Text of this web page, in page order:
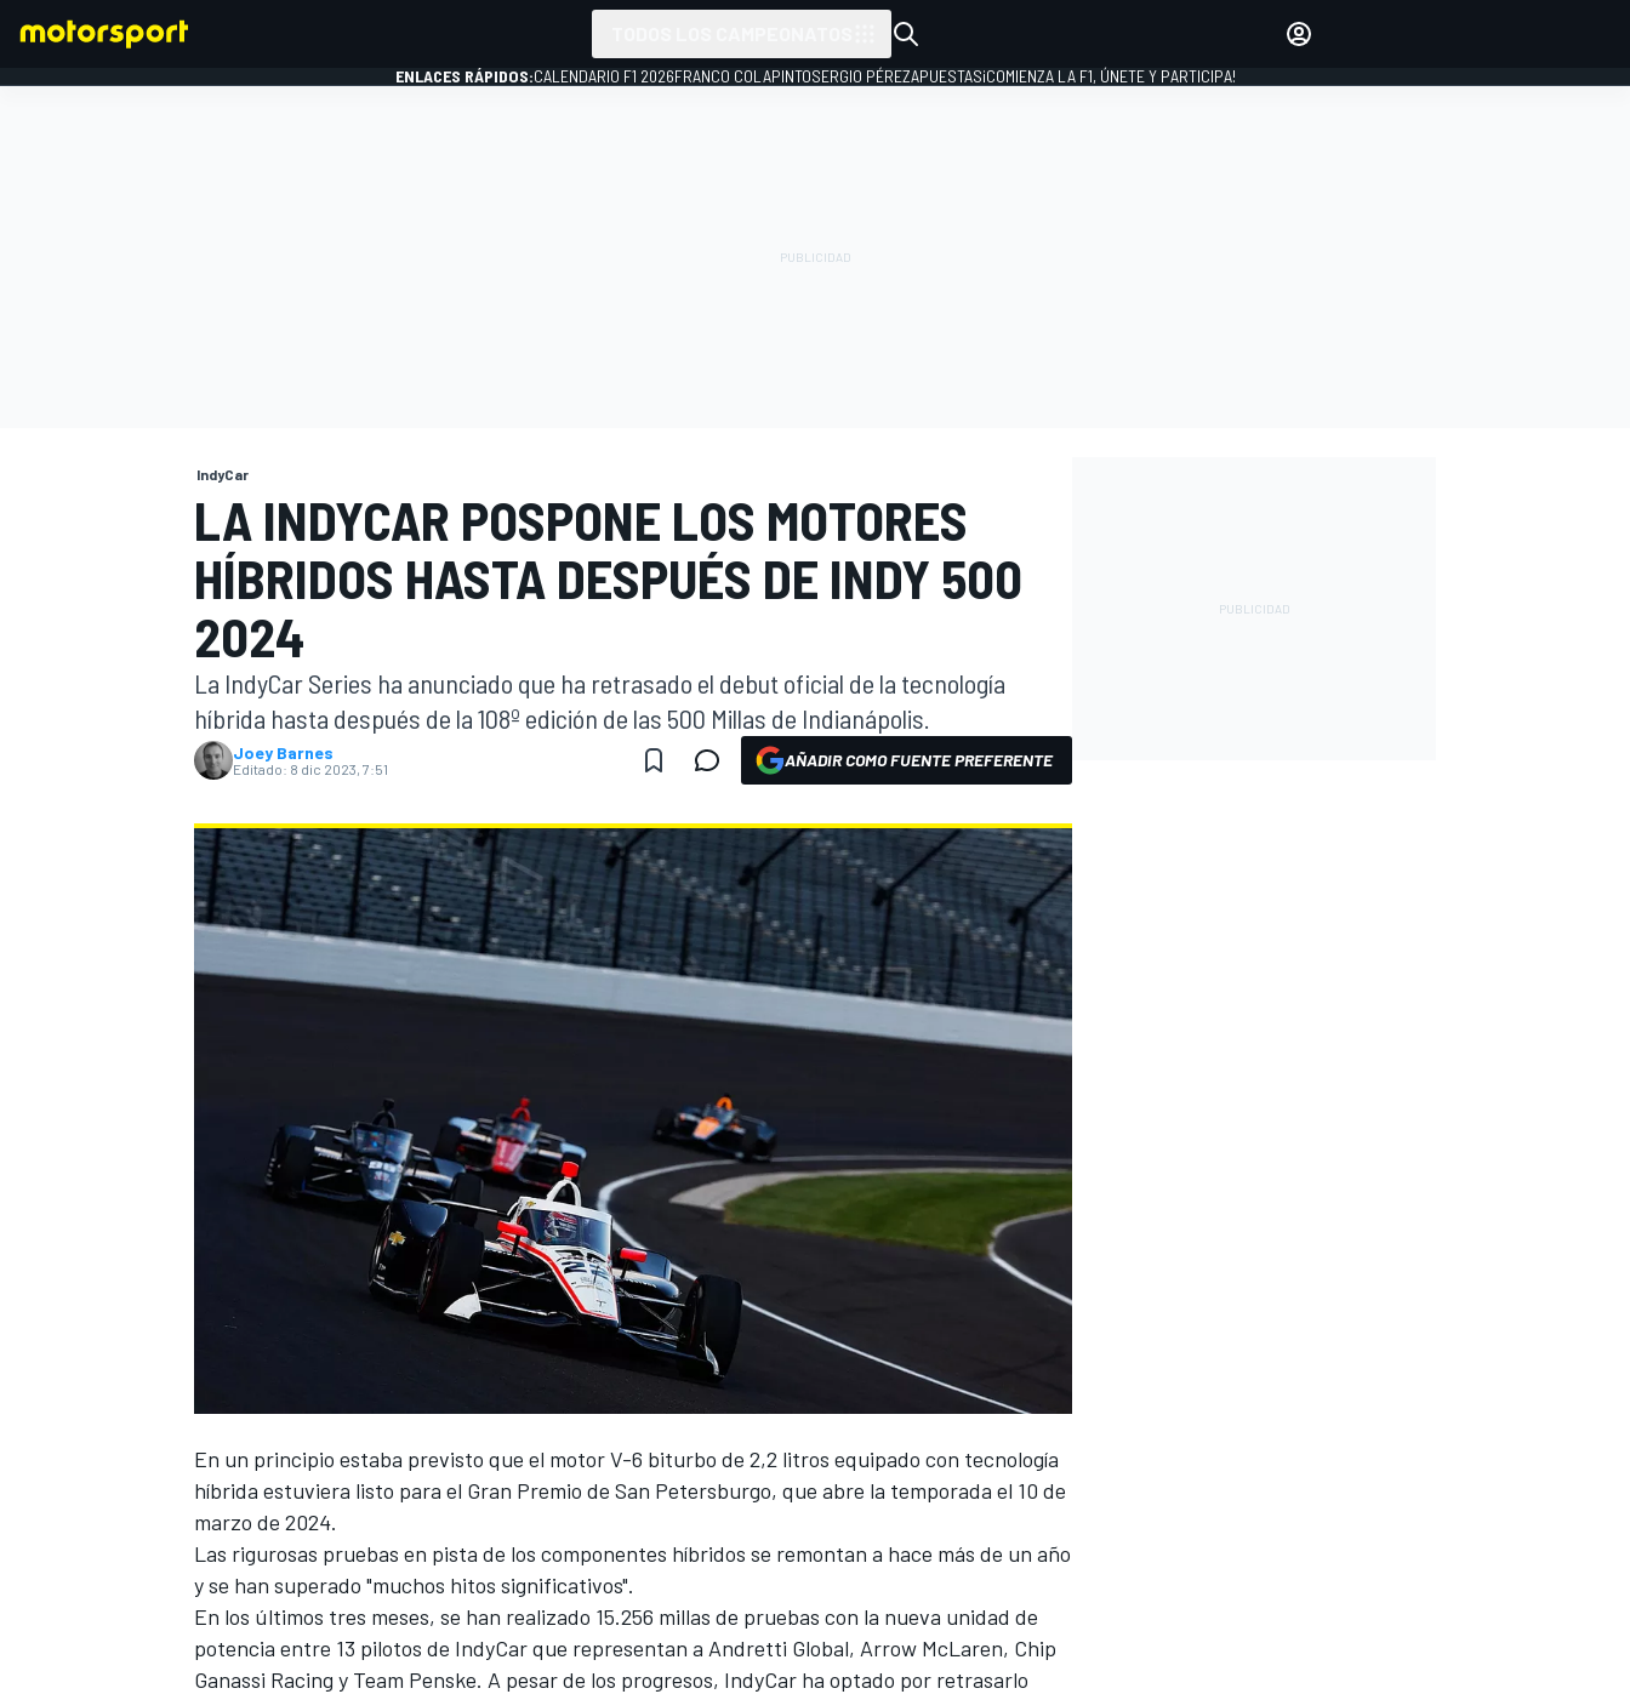
INDYCAR
FÓRMULA E
INICIAR SESIÓN
ENLACES RÁPIDOS:CALENDARIO F1 2026FRANCO COLAPINTOSERGIO PÉREZAPUESTAS¡COMIENZA LA F1, ÚNETE Y PARTICIPA!
IndyCar
LA INDYCAR POSPONE LOS MOTORES
HÍBRIDOS HASTA DESPUÉS DE INDY 500
2024
La IndyCar Series ha anunciado que ha retrasado el debut oficial de la tecnología
híbrida hasta después de la 108º edición de las 500 Millas de Indianápolis.
Joey Barnes
Editado: 8 dic 2023, 7:51 AÑADIR COMO FUENTE PREFERENTE
En un principio estaba previsto que el motor V-6 biturbo de 2,2 litros equipado con tecnología
híbrida estuviera listo para el Gran Premio de San Petersburgo, que abre la temporada el 10 de
marzo de 2024.
Las rigurosas pruebas en pista de los componentes híbridos se remontan a hace más de un año
y se han superado "muchos hitos significativos".
En los últimos tres meses, se han realizado 15.256 millas de pruebas con la nueva unidad de
potencia entre 13 pilotos de IndyCar que representan a Andretti Global, Arrow McLaren, Chip
Ganassi Racing y Team Penske. A pesar de los progresos, IndyCar ha optado por retrasarlo